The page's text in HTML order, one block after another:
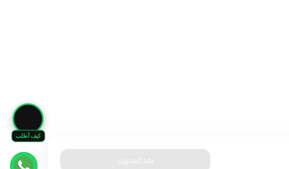
كيف أطلب
نفذ المخزون